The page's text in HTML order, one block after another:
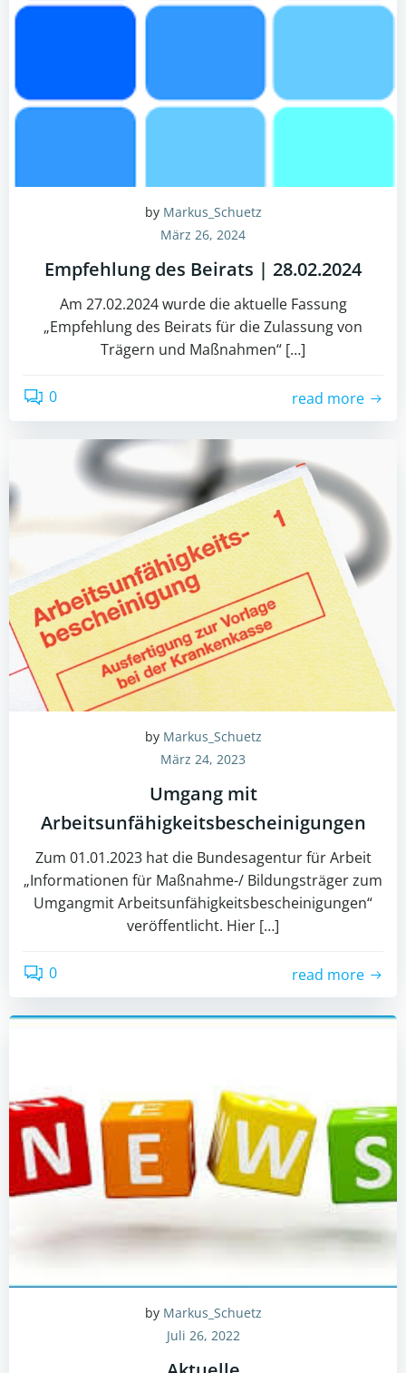
by Markus_Schuetz
März 26, 2024
Empfehlung des Beirats | 28.02.2024
Am 27.02.2024 wurde die aktuelle Fassung
„Empfehlung des Beirats für die Zulassung von
Trägern und Maßnahmen“ […]
0 read more
by Markus_Schuetz
März 24, 2023
Umgang mit
Arbeitsunfähigkeitsbescheinigungen
Zum 01.01.2023 hat die Bundesagentur für Arbeit
„Informationen für Maßnahme-/ Bildungsträger zum
Umgangmit Arbeitsunfähigkeitsbescheinigungen“
veröffentlicht. Hier […]
0 read more
by Markus_Schuetz
Juli 26, 2022